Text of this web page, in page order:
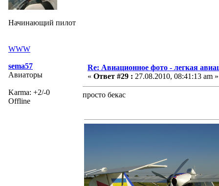
Начинающий пилот
WWW
sema57
Авиаторы
Karma: +2/-0
Offline
Re: Авиационное фото - легкая
« Ответ #29 : 27.08.2010, 08:41:13 am »
просто бекас